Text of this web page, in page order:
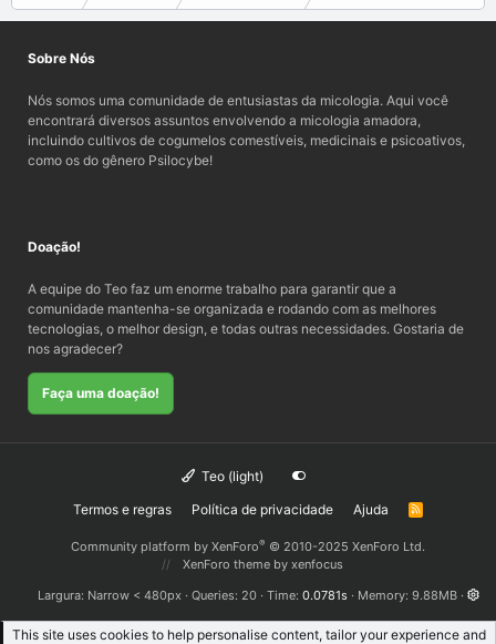
Sobre Nós
Nós somos uma comunidade de entusiastas da micologia. Aqui você
encontrará diversos assuntos envolvendo a micologia amadora,
incluindo cultivos de cogumelos comestíveis, medicinais e psicoativos,
como os do gênero Psilocybe!
Doação!
A equipe do Teo faz um enorme trabalho para garantir que a
comunidade mantenha-se organizada e rodando com as melhores
tecnologias, o melhor design, e todas outras necessidades. Gostaria de
nos agradecer?
Faça uma doação!
Teo (light)
Termos e regras
Política de privacidade Ajuda
R
Community platform by XenForo® © 2010-2025 XenForo Ltd.
XenForo theme by xenfocus
Largura
Queries 20 Time 0.0781s Memory 9.88MB
This site uses cookies to help personalise content, tailor your experience and